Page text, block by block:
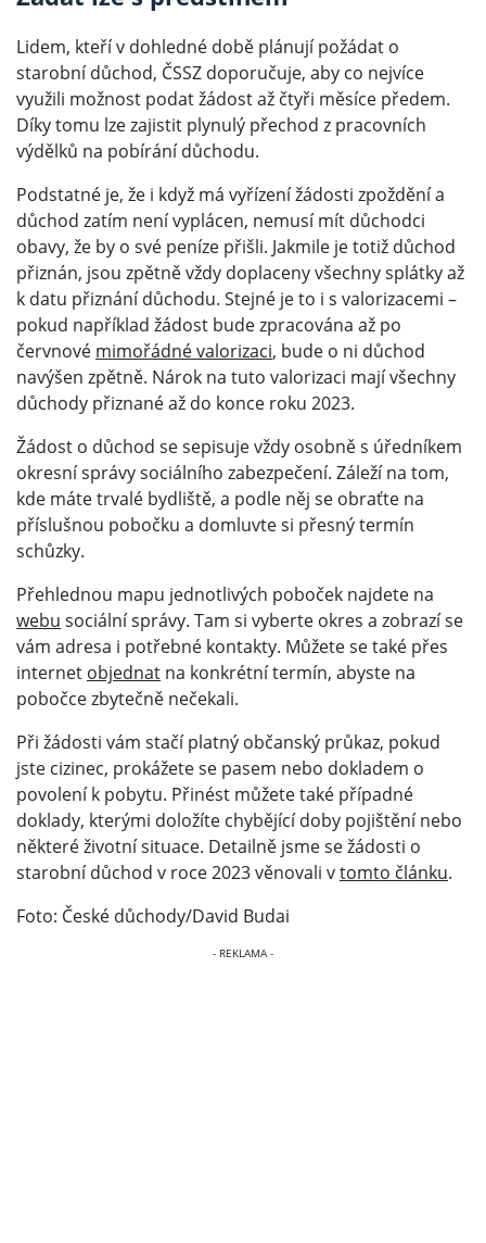
Lidem, kteří v dohledné době plánují požádat o
starobní důchod, ČSSZ doporučuje, aby co nejvíce
využili možnost podat žádost až čtyři měsíce předem.
Díky tomu lze zajistit plynulý přechod z pracovních
výdělků na pobírání důchodu.
Podstatné je, že i když má vyřízení žádosti zpoždění a
důchod zatím není vyplácen, nemusí mít důchodci
obavy, že by o své peníze přišli. Jakmile je totiž důchod
přiznán, jsou zpětně vždy doplaceny všechny splátky až
k datu přiznání důchodu. Stejné je to i s valorizacemi –
pokud například žádost bude zpracována až po
červnové mimořádné valorizaci, bude o ni důchod
navýšen zpětně. Nárok na tuto valorizaci mají všechny
důchody přiznané až do konce roku 2023.
Žádost o důchod se sepisuje vždy osobně s úředníkem
okresní správy sociálního zabezpečení. Záleží na tom,
kde máte trvalé bydliště, a podle něj se obraťte na
příslušnou pobočku a domluvte si přesný termín
schůzky.
Přehlednou mapu jednotlivých poboček najdete na
webu sociální správy. Tam si vyberte okres a zobrazí se
vám adresa i potřebné kontakty. Můžete se také přes
internet objednat na konkrétní termín, abyste na
pobočce zbytečně nečekali.
Při žádosti vám stačí platný občanský průkaz, pokud
jste cizinec, prokážete se pasem nebo dokladem o
povolení k pobytu. Přinést můžete také případné
doklady, kterými doložíte chybějící doby pojištění nebo
některé životní situace. Detailně jsme se žádosti o
starobní důchod v roce 2023 věnovali vtomto článku.
Foto: České důchody/David Budai